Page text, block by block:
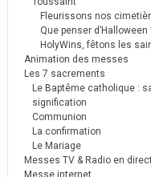
Fleurissons nos
Que penser d’Halloween
HolyWins, fêtons les
Animation des messes
Les 7 sacrements
Le Baptême catholique :
signification
Communion
La confirmation
Le Mariage
Messes TV & Radio en
Messe internet